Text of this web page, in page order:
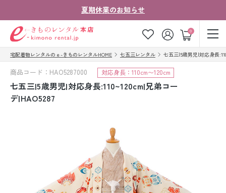
夏期休業のお知らせ
0
ゲスト
お気に入り ログイン カート
ご注文の流れ
会社案内
法人・グループの
お客様はこちら
着物の種類から探す
宅配着物レンタルのｅ-きものレンタルHOME 七五三レンタル 七五三|5歳男児|対応身長
商品コード：HAO5287000 対応身長：110cm〜120cm
七五三|5歳男児|対応身長:110~120cm|兄弟コー
デ|HAO5287